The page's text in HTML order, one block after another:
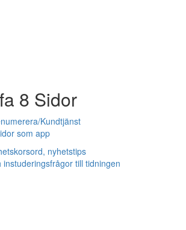
8 Sidor
Kundtjänst
som app
nyhetstips
instuderingsfrågor till tidningen